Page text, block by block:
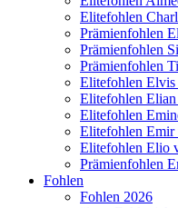
Elitefohlen
Prämienfohlen
Prämienfohlen
Prämienfohlen
Elitefohlen Elvis
Elitefohlen
Elitefohlen
Elitefohlen Emir
Elitefohlen Elio
Prämienfohlen
Fohlen
Fohlen 2026